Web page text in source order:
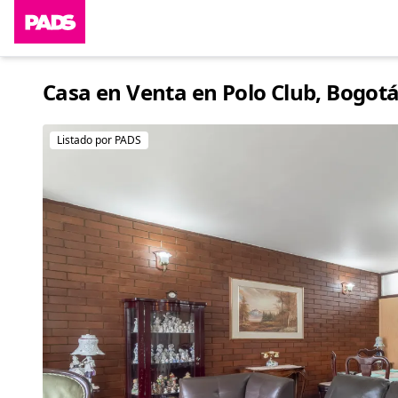
Casa en Venta en Polo Club,
Listado por PADS